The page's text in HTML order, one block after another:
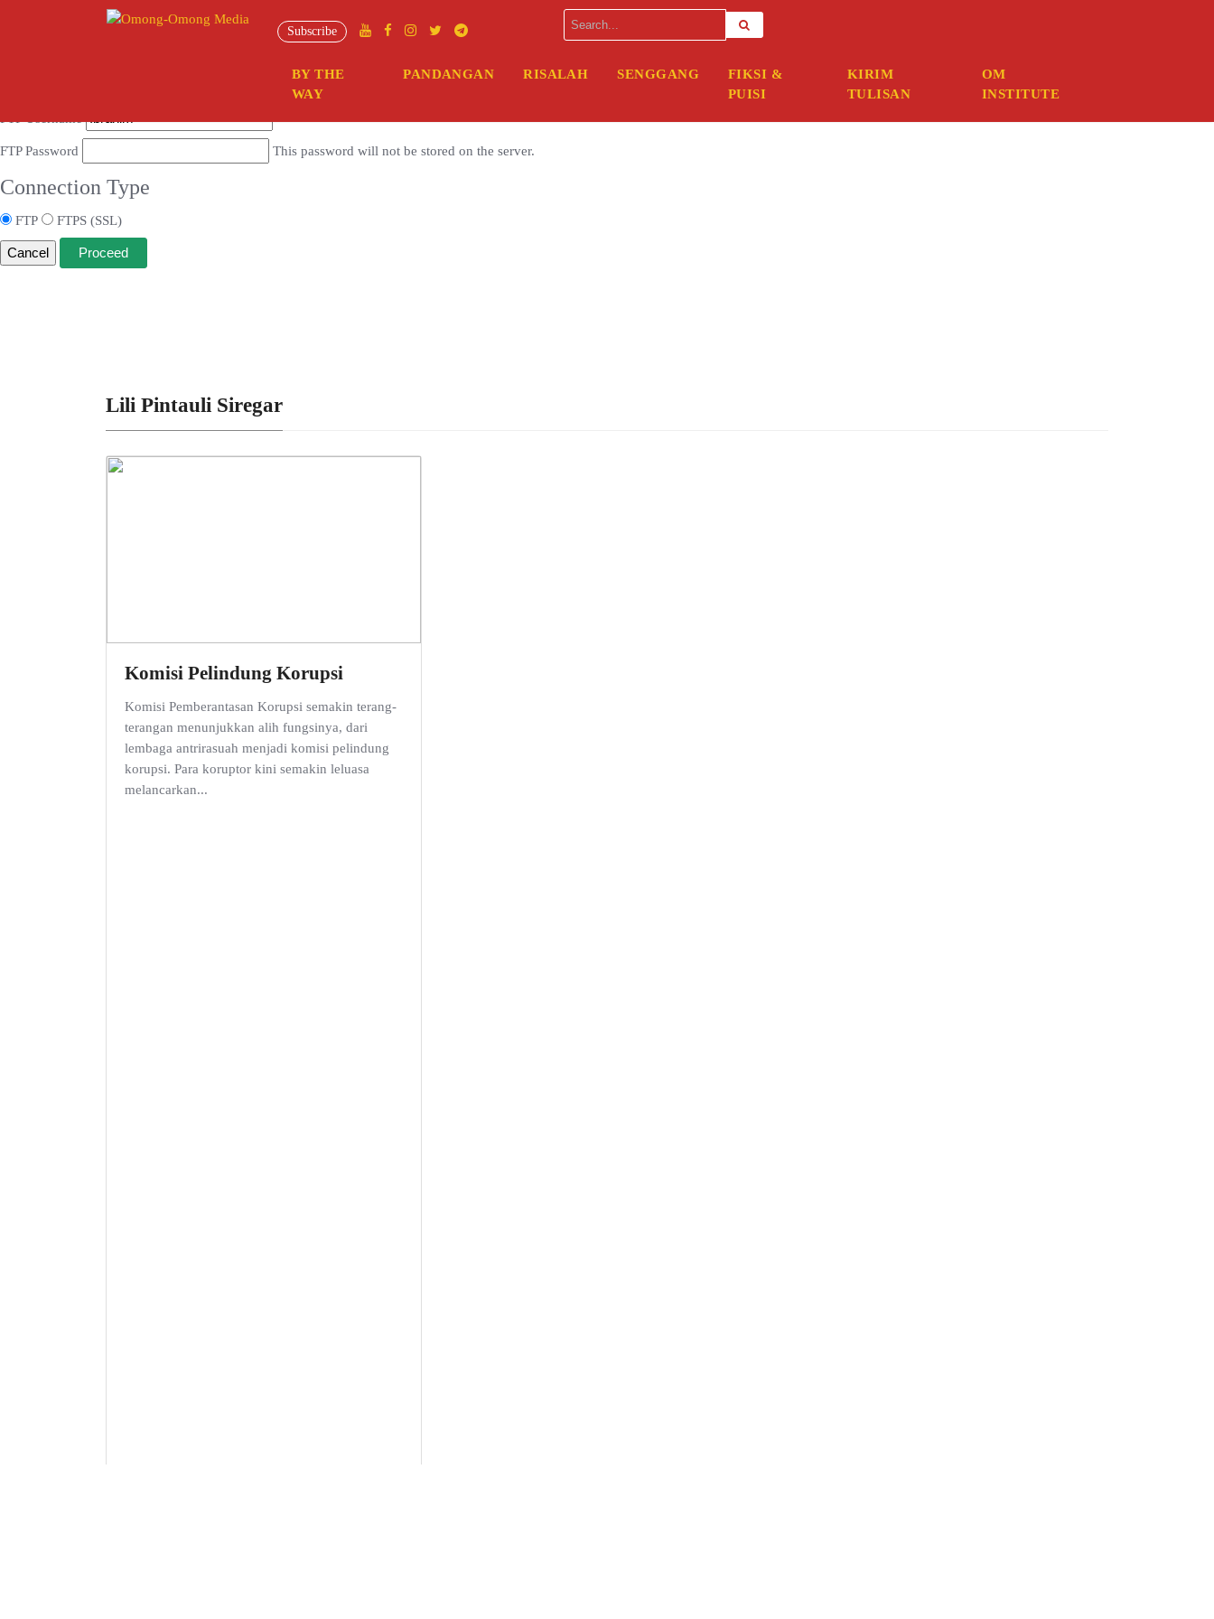
Connection Information
FTP Password This password will not be stored on the server.
Connection Type
FTP FTPS (SSL)
Cancel
Subscribe
BY THE
WAY
PANDANGAN RISALAH SENGGANG
FIKSI &
PUISI
KIRIM
TULISAN
OM
INSTITUTE
Lili Pintauli Siregar
Komisi Pelindung Korupsi
Komisi Pemberantasan Korupsi semakin terang-
terangan menunjukkan alih fungsinya, dari
lembaga antrirasuah menjadi komisi pelindung
korupsi. Para koruptor kini semakin leluasa
melancarkan...